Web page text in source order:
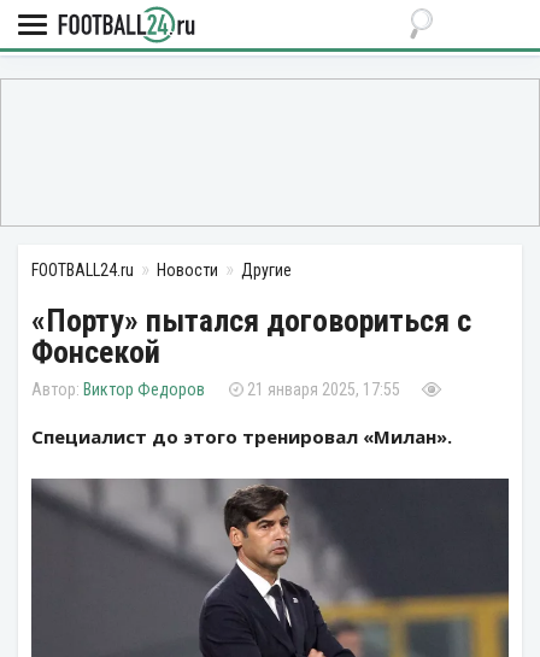
FOOTBALL24.ru Новости Другие
«Порту» пытался договориться с
Фонсекой
Виктор Федоров 21 января 2025, 17:55
Специалист до этого тренировал «Милан».